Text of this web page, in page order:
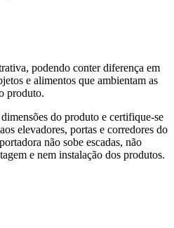
podendo conter diferença em
e alimentos que ambientam as
produto.
do produto e certifique-se
elevadores, portas e corredores do
não sobe escadas, não
e nem instalação dos produtos.